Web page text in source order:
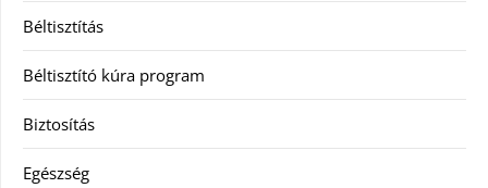
Béltisztítás
Béltisztító kúra program
Biztosítás
Egészség